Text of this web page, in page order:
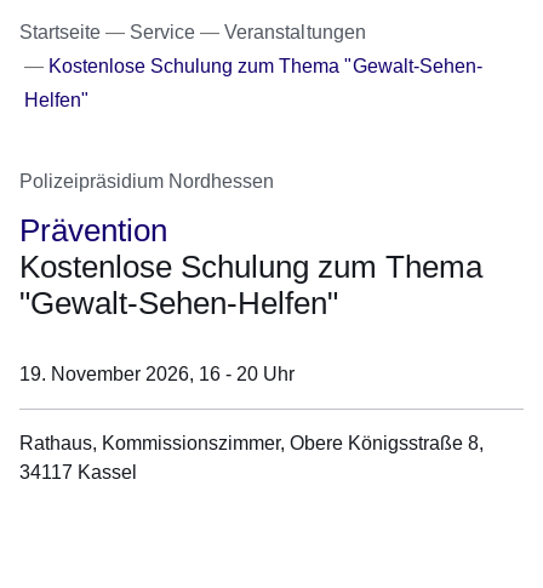
Startseite Service
Veranstaltungen
Kostenlose Schulung zum Thema "Gewalt-Sehen-
Helfen"
Polizeipräsidium Nordhessen
Prävention
Kostenlose Schulung zum Thema
"Gewalt-Sehen-Helfen"
19. November 2026, 16 - 20 Uhr
Rathaus, Kommissionszimmer, Obere Königsstraße 8,
34117 Kassel